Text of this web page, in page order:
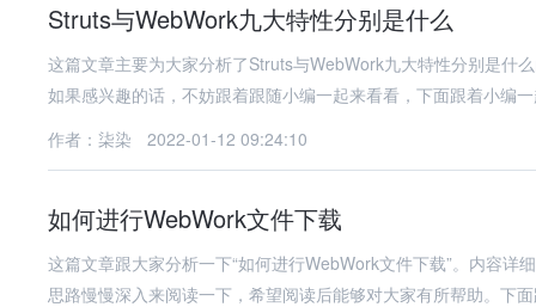
Struts与WebWork九大特性分别是什么
这篇文章主要为大家分析了Struts与WebWork九大特性分别是什
如果感兴趣的话，不妨跟着跟随小编一起来看看，下面跟着小编
作者：柒染
2022-01-12 09:24:10
如何进行WebWork文件下载
这篇文章跟大家分析一下“如何进行WebWork文件下载”。内容详
思路慢慢深入来阅读一下，希望阅读后能够对大家有所帮助。下